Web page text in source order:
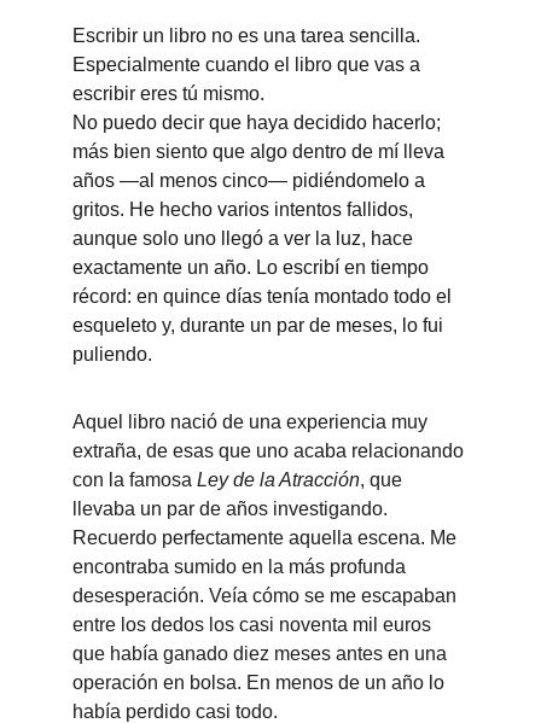
Escribir un libro no es una tarea sencilla.
Especialmente cuando el libro que vas a
escribir eres tú mismo.
No puedo decir que haya decidido hacerlo;
más bien siento que algo dentro de mí lleva
años —al menos cinco— pidiéndomelo a
gritos. He hecho varios intentos fallidos,
aunque solo uno llegó a ver la luz, hace
exactamente un año. Lo escribí en tiempo
récord: en quince días tenía montado todo el
esqueleto y, durante un par de meses, lo fui
puliendo.
Aquel libro nació de una experiencia muy
extraña, de esas que uno acaba relacionando
con la famosa Ley de la Atracción, que
llevaba un par de años investigando.
Recuerdo perfectamente aquella escena. Me
encontraba sumido en la más profunda
desesperación. Veía cómo se me escapaban
entre los dedos los casi noventa mil euros
que había ganado diez meses antes en una
operación en bolsa. En menos de un año lo
había perdido casi todo.